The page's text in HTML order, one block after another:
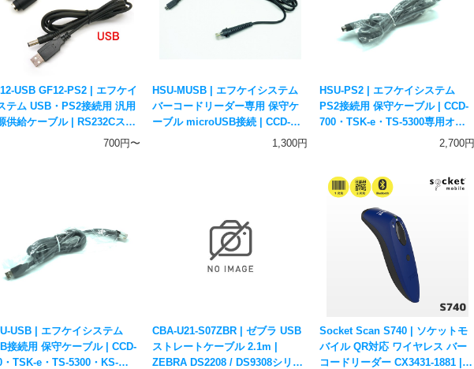
USB GF12-PS2 | エフケイ
テム USB・PS2接続用 汎用
供給ケーブル | RS232Cスキ
700円〜
HSU-MUSB | エフケイシステム
バーコードリーダー専用 保守ケ
ーブル microUSB接続 | CCD-
700・TSK-e専用オプション1,300円
HSU-PS2 | エフケイシステム
PS2接続用 保守ケーブル | CCD-
700・TSK-e・TS-5300専用オプ
2,700円
USB | エフケイシステム
接続用 保守ケーブル | CCD-
・TSK-e・TS-5300・KS-
CBA-U21-S07ZBR | ゼブラ USB
ストレートケーブル 2.1m |
ZEBRA DS2208 / DS9308シリー
Socket Scan S740 | ソケットモ
バイル QR対応 ワイヤレス バー
コードリーダー CX3431-1881 |